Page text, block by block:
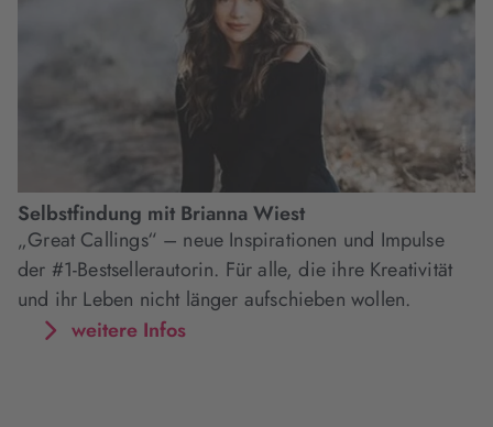
Selbstfindung mit Brianna Wiest
„Great Callings“ – neue Inspirationen und Impulse
der #1-Bestsellerautorin. Für alle, die ihre Kreativität
und ihr Leben nicht länger aufschieben wollen.
weitere Infos